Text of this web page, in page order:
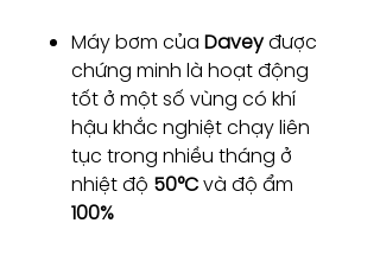
Máy bơm của Daveyđược
chứng minh là hoạt động
tốt ở một số vùng có khí
hậu khắc nghiệt chạy liên
tục trong nhiều tháng ở
nhiệt độ 50°Cvà độ ẩm
100%